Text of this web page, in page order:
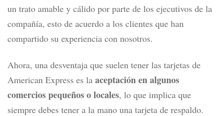
un trato amable y cálido por parte de los ejecutivos de la
compañía, esto de acuerdo a los clientes que han
compartido su experiencia con nosotros.
Ahora, una desventaja que suelen tener las tarjetas de
American Express es la aceptación en algunos
comercios pequeños o locales, lo que implica que
siempre debes tener a la mano una tarjeta de respaldo.